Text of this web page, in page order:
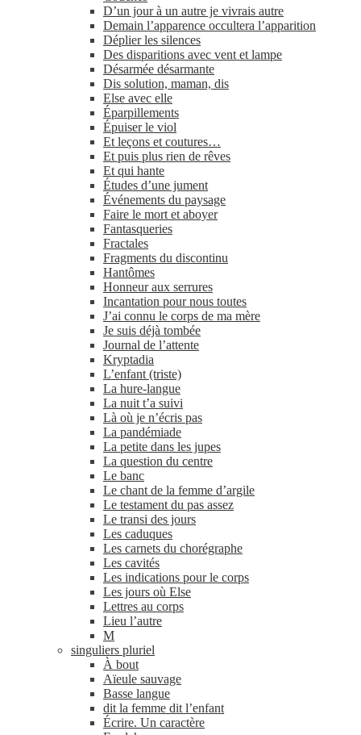
D’un jour à un autre je vivrais autre
Demain l’apparence occultera l’apparition
Déplier les silences
Des disparitions avec vent et lampe
Désarmée désarmante
Dis solution, maman, dis
Else avec elle
Éparpillements
Épuiser le viol
Et leçons et coutures…
Et puis plus rien de rêves
Et qui hante
Études d’une jument
Événements du paysage
Faire le mort et aboyer
Fantasqueries
Fractales
Fragments du discontinu
Hantômes
Honneur aux serrures
Incantation pour nous toutes
J’ai connu le corps de ma mère
Je suis déjà tombée
Journal de l’attente
Kryptadia
L’enfant (triste)
La hure-​langue
La nuit t’a suivi
Là où je n’écris pas
La pandémiade
La petite dans les jupes
La question du centre
Le banc
Le chant de la femme d’argile
Le testament du pas assez
Le transi des jours
Les caduques
Les carnets du chorégraphe
Les cavités
Les indications pour le corps
Les jours où Else
Lettres au corps
Lieu l’autre
M
singuliers pluriel
À bout
Aïeule sauvage
Basse langue
dit la femme dit l’enfant
Écrire. Un caractère